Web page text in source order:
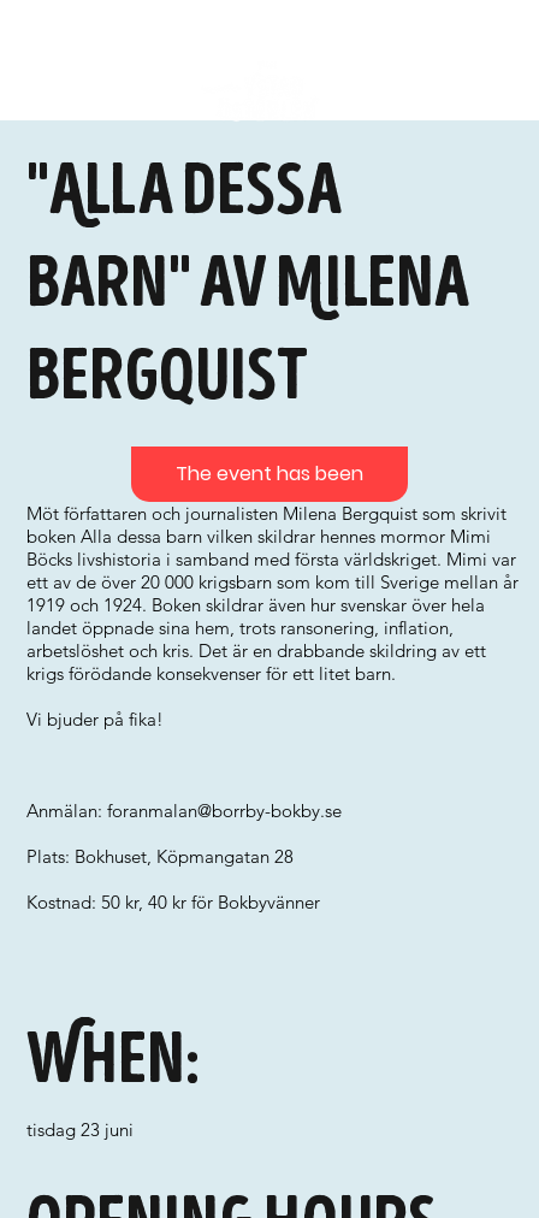
"Alla dessa
barn" av Milena
Bergquist
Möt författaren och journalisten Milena Bergquist som skrivit
boken Alla dessa barn vilken skildrar hennes mormor Mimi
Böcks livshistoria i samband med första världskriget. Mimi var
ett av de över 20 000 krigsbarn som kom till Sverige mellan år
1919 och 1924. Boken skildrar även hur svenskar över hela
landet öppnade sina hem, trots ransonering, inflation,
arbetslöshet och kris. Det är en drabbande skildring av ett
krigs förödande konsekvenser för ett litet barn.
Vi bjuder på fika!
Anmälan:foranmalan@borrby-bokby.se
Plats: Bokhuset, Köpmangatan 28
Kostnad: 50 kr, 40 kr för Bokbyvänner
When:
tisdag 23 juni
The event has been